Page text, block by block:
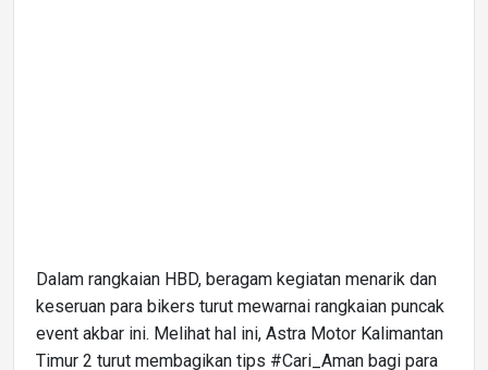
Dalam rangkaian HBD, beragam kegiatan menarik dan
keseruan para bikers turut mewarnai rangkaian puncak
event akbar ini. Melihat hal ini, Astra Motor Kalimantan
Timur 2 turut membagikan tips #Cari_Aman bagi para